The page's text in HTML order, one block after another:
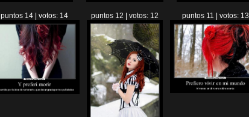
puntos 14 | votos: 14 puntos 12 | votos: 12 puntos 11 | votos: 13